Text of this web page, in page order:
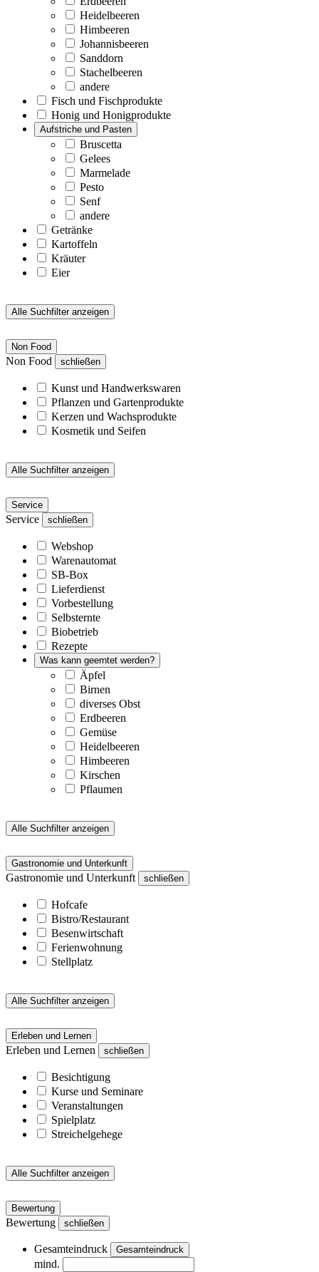
Heidelbeeren
Himbeeren
Johannisbeeren
Sanddorn
Stachelbeeren
andere
Fisch und Fischprodukte
Honig und Honigprodukte
Aufstriche und Pasten
Bruscetta
Gelees
Marmelade
Pesto
Senf
andere
Getränke
Kartoffeln
Kräuter
Eier
Alle Suchfilter anzeigen
Non Food
Non Food schließen
Kunst und Handwerkswaren
Pflanzen und Gartenprodukte
Kerzen und Wachsprodukte
Kosmetik und Seifen
Alle Suchfilter anzeigen
Service
Service schließen
Webshop
Warenautomat
SB-Box
Lieferdienst
Vorbestellung
Selbsternte
Biobetrieb
Rezepte
Was kann geerntet werden?
Äpfel
Birnen
diverses Obst
Erdbeeren
Gemüse
Heidelbeeren
Himbeeren
Kirschen
Pflaumen
Alle Suchfilter anzeigen
Gastronomie und Unterkunft
Gastronomie und Unterkunft schließen
Hofcafe
Bistro/Restaurant
Besenwirtschaft
Ferienwohnung
Stellplatz
Alle Suchfilter anzeigen
Erleben und Lernen
Erleben und Lernen schließen
Besichtigung
Kurse und Seminare
Veranstaltungen
Spielplatz
Streichelgehege
Alle Suchfilter anzeigen
Bewertung
Bewertung schließen
Gesamteindruck Gesamteindruck
mind.